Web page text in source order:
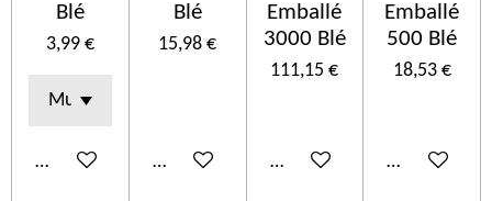
Blé
3,99 €
Añadir al carrito
Blé
15,98 €
Añadir al carrito
Emballé
3000 Blé
111,15 €
Añadir al carrito
Emballé
500 Blé
18,53 €
Añadir al